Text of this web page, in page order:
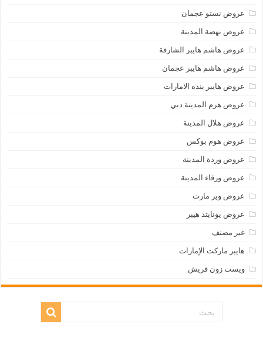
عروض نستو عجمان
عروض نهضة المدينة
عروض هاشم هايبر الشارقة
عروض هاشم هايبر عجمان
عروض هايبر بنده الامارات
عروض هرم المدينة دبي
عروض هلال المدينة
عروض هوم بوكس
عروض وردة المدينة
عروض ورقاء المدينة
عروض وير مارت
عروض يونايتد هيبر
غير مصنف
هايبر ماركت الإمارات
ويست زون فريش